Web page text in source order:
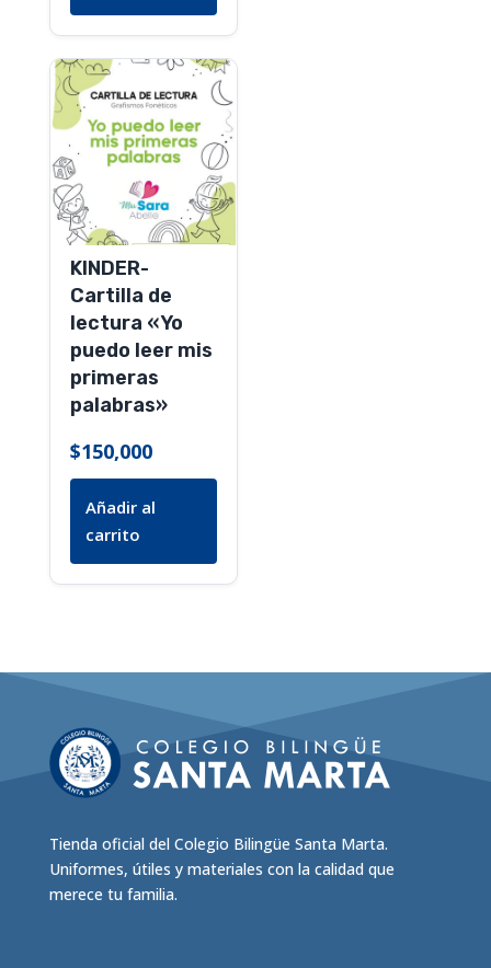
KINDER-
Cartilla de
lectura «Yo
puedo leer mis
primeras
palabras»
$150,000
Añadir al
carrito
Tienda oficial del Colegio Bilingüe Santa Marta.
Uniformes, útiles y materiales con la calidad que
merece tu familia.